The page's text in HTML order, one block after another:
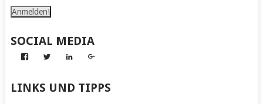
SOCIAL MEDIA
Profil
Nachmachen
Profil
Kapff
Profil
Kapff
Profil
Kapff
LINKS UND TIPPS